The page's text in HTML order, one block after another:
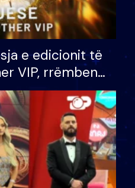
e edicionit të
VIP, rrëmben
100 mijë eurosh